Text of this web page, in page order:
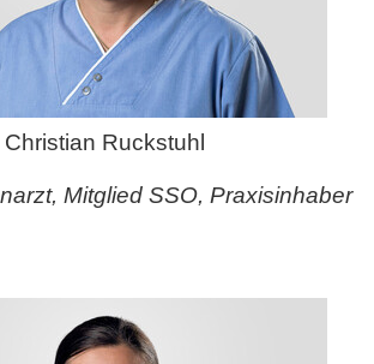
Ruckstuhl
Mitglied SSO, Praxisinhaber